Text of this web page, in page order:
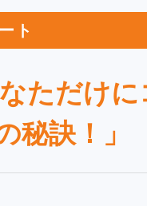
ト
ただけに
秘訣！」